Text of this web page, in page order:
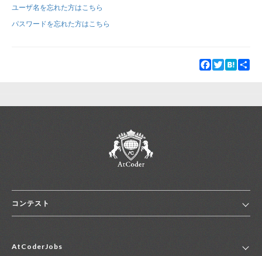
新規登録
ユーザ名を忘れた方はこちら
パスワードを忘れた方はこちら
Facebook
TwitterHatena
コンテスト
コンテスト一覧
AtCoderJobs